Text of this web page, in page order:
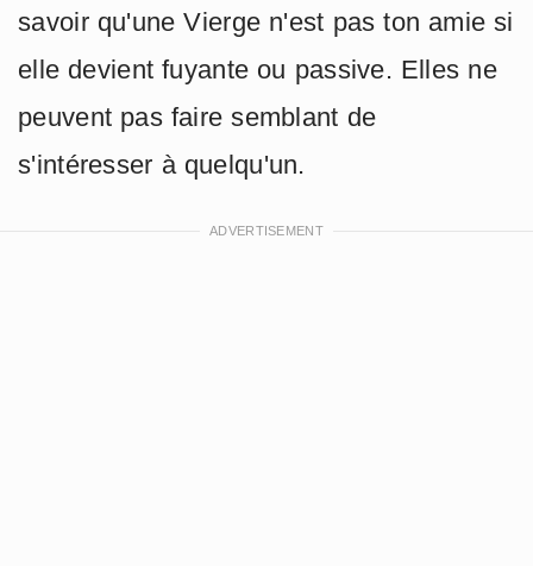
savoir qu'une Vierge n'est pas ton amie si
elle devient fuyante ou passive. Elles ne
peuvent pas faire semblant de
s'intéresser à quelqu'un.